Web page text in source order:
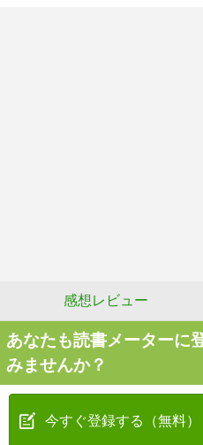
感想レビュー
あなたも読書メーターに
みませんか？
今すぐ登録する（無料）